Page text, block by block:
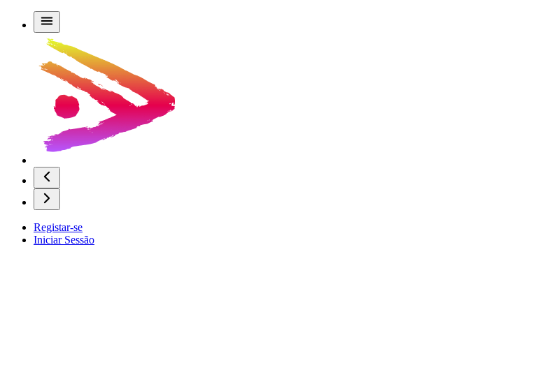
Registar-se
Iniciar Sessão